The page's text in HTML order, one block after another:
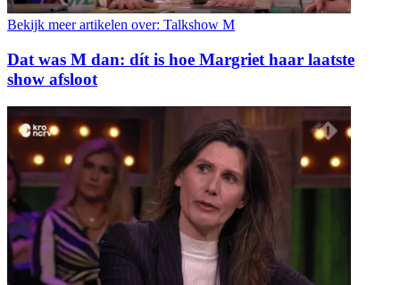
Bekijk meer artikelen over: Talkshow M
Dat was M dan: dít is hoe Margriet haar laatste
show afsloot